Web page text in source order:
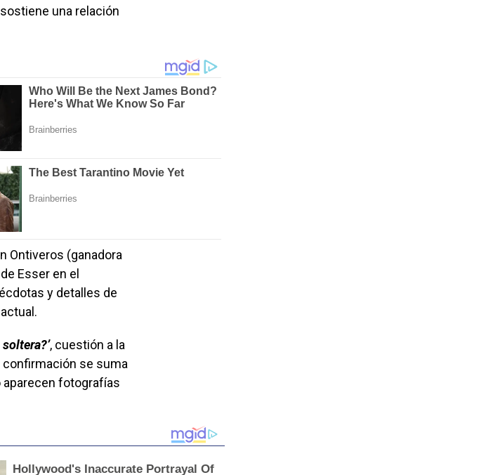
una relación
Ontiveros (ganadora
Esser en el
y detalles de
soltera?’, cuestión a la
confirmación se suma
aparecen fotografías